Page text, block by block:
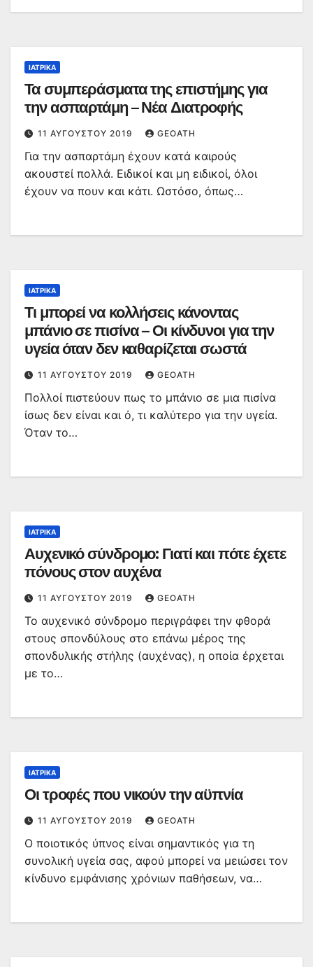
ΙΑΤΡΙΚΆ
Τα συμπεράσματα της επιστήμης για
την ασπαρτάμη – Νέα Διατροφής
11 ΑΥΓΟΎΣΤΟΥ 2019 GEOATH
Για την ασπαρτάμη έχουν κατά καιρούς
ακουστεί πολλά. Ειδικοί και μη ειδικοί, όλοι
έχουν να πουν και κάτι. Ωστόσο, όπως…
ΙΑΤΡΙΚΆ
Τι μπορεί να κολλήσεις κάνοντας
μπάνιο σε πισίνα – Οι κίνδυνοι για την
υγεία όταν δεν καθαρίζεται σωστά
11 ΑΥΓΟΎΣΤΟΥ 2019 GEOATH
Πολλοί πιστεύουν πως το μπάνιο σε μια πισίνα
ίσως δεν είναι και ό, τι καλύτερο για την υγεία.
Όταν το…
ΙΑΤΡΙΚΆ
Αυχενικό σύνδρομο: Γιατί και πότε έχετε
πόνους στον αυχένα
11 ΑΥΓΟΎΣΤΟΥ 2019 GEOATH
Το αυχενικό σύνδρομο περιγράφει την φθορά
στους σπονδύλους στο επάνω μέρος της
σπονδυλικής στήλης (αυχένας), η οποία έρχεται
με το…
ΙΑΤΡΙΚΆ
Οι τροφές που νικούν την αϋπνία
11 ΑΥΓΟΎΣΤΟΥ 2019 GEOATH
Ο ποιοτικός ύπνος είναι σημαντικός για τη
συνολική υγεία σας, αφού μπορεί να μειώσει τον
κίνδυνο εμφάνισης χρόνιων παθήσεων, να…